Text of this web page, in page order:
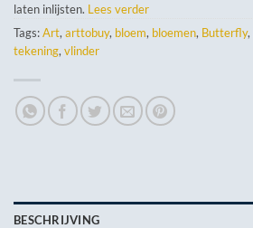
laten inlijsten. Lees verder
Tags:Art, arttobuy, bloem, bloemen, Butterfly,
tekening, vlinder
BESCHRIJVING